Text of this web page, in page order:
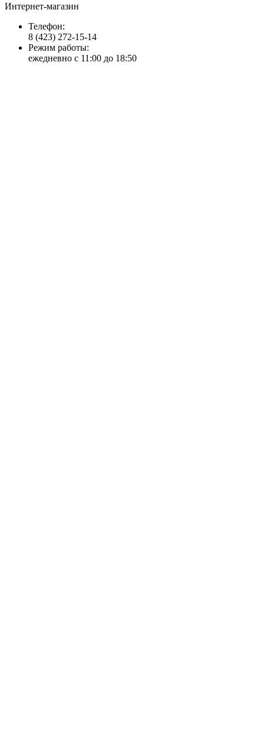
Интернет-магазин
Телефон:
8 (423) 272-15-14
Режим работы:
ежедневно с 11:00 до 18:50